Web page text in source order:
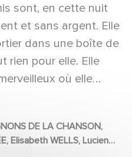
sont, en cette nuit
et sans argent. Elle
dans une boîte de
rien pour elle. Elle
où elle
la boîte de nuit
engagement pour